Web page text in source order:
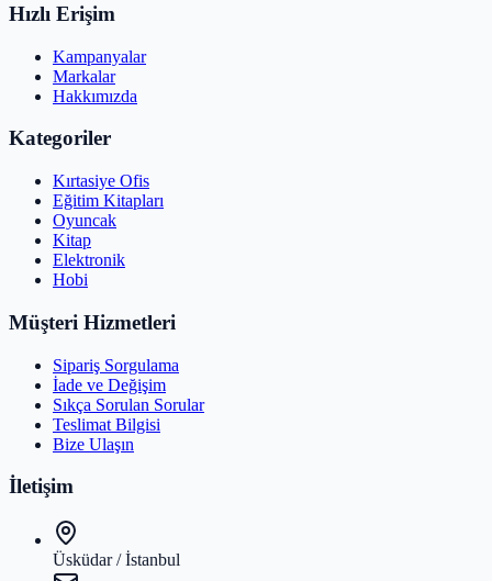
Hızlı Erişim
Kampanyalar
Markalar
Hakkımızda
Kategoriler
Kırtasiye Ofis
Eğitim Kitapları
Oyuncak
Kitap
Elektronik
Hobi
Müşteri Hizmetleri
Sipariş Sorgulama
İade ve Değişim
Sıkça Sorulan Sorular
Teslimat Bilgisi
Bize Ulaşın
İletişim
Üsküdar / İstanbul